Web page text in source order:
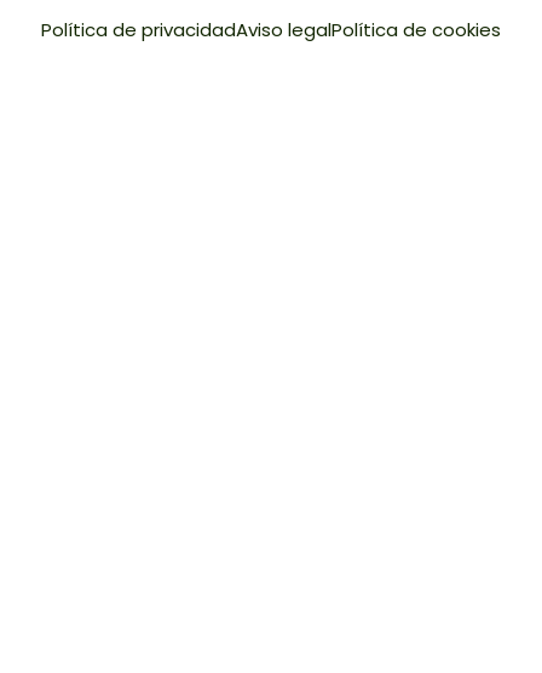
Política de privacidadAviso legalPolítica de cookies